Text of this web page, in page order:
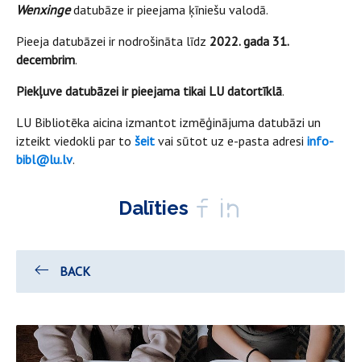
Wenxingedatubāze ir pieejama ķīniešu valodā.
Pieeja datubāzei ir nodrošināta līdz 2022. gada 31.
decembrim.
Piekļuve datubāzei ir pieejama tikai LU datortīklā.
LU Bibliotēka aicina izmantot izmēģinājuma datubāzi un
izteikt viedokli par to šeit vai sūtot uz e-pasta adresi info-
bibl@lu.lv.
Dalīties
BACK